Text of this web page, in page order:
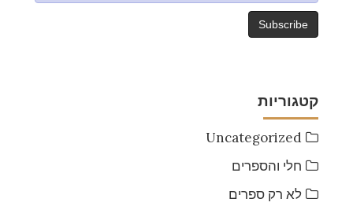
קטגוריות
Uncategorized
חלי והספרים
לא רק ספרים